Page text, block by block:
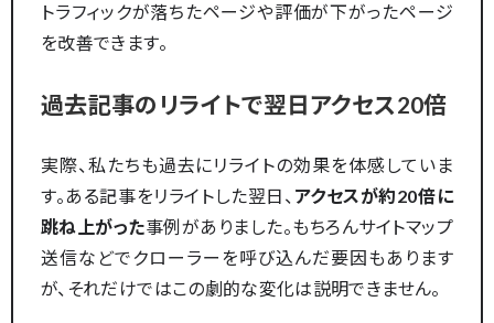
トラフィックが落ちたページや評価が下がったページ
を改善できます。
過去記事のリライトで翌日アクセス20倍
実際、私たちも過去にリライトの効果を体感していま
す。ある記事をリライトした翌日、 アクセスが約20倍に
跳ね上がった事例がありました。もちろんサイトマップ
送信などでクローラーを呼び込んだ要因もあります
が、それだけではこの劇的な変化は説明できません。